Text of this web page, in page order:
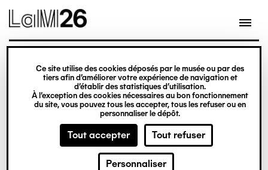
Gestion des cookies
Ce site utilise des cookies déposés par le musée ou par des
tiers afin d’améliorer votre expérience de navigation et
d’établir des statistiques d’utilisation.
À l’exception des cookies nécessaires au bon fonctionnement
du site, vous pouvez tous les accepter, tous les refuser ou en
personnaliser le dépôt.
Tout accepter Tout refuser
Personnaliser
contenu